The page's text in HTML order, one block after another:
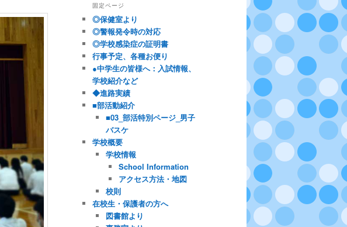
固定ページ
◎保健室より
◎警報発令時の対応
◎学校感染症の証明書
行事予定、各種お便り
●中学生の皆様へ：入試情報、
学校紹介など
◆進路実績
■部活動紹介
■03_部活特別ページ_男子
バスケ
学校概要
学校情報
School Information
アクセス方法・地図
校則
在校生・保護者の方へ
図書館より